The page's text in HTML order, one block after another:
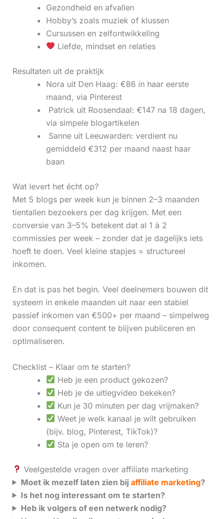
Gezondheid en afvallen
Hobby’s zoals muziek of klussen
Cursussen en zelfontwikkeling
Liefde, mindset en relaties
Resultaten uit de praktijk
Nora uit Den Haag: €86 in haar eerste
maand, via Pinterest
‍ Patrick uit Roosendaal: €147 na 18 dagen,
via simpele blogartikelen
‍ Sanne uit Leeuwarden: verdient nu
gemiddeld €312 per maand naast haar
baan
Wat levert het écht op?
Met 5 blogs per week kun je binnen 2–3 maanden
tientallen bezoekers per dag krijgen. Met een
conversie van 3–5% betekent dat al 1 à 2
commissies per week – zonder dat je dagelijks iets
hoeft te doen. Veel kleine stapjes = structureel
inkomen.
En dat is pas het begin. Veel deelnemers bouwen dit
systeem in enkele maanden uit naar een stabiel
passief inkomen van €500+ per maand – simpelweg
door consequent content te blijven publiceren en
optimaliseren.
Checklist – Klaar om te starten?
Heb je een product gekozen?
Heb je de uitlegvideo bekeken?
Kun je 30 minuten per dag vrijmaken?
Weet je welk kanaal je wilt gebruiken
(bijv. blog, Pinterest, TikTok)?
Sta je open om te leren?
Veelgestelde vragen over affiliate marketing
Moet ik mezelf laten zien bij affiliate marketing?
Is het nog interessant om te starten?
Heb ik volgers of een netwerk nodig?